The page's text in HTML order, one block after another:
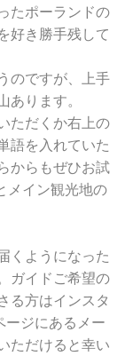
たポーランドの
好き勝手残して
のですが、上手
あります。
ただくか右上の
語を入れていた
からもぜひお試
メイン観光地の
くようになった
ガイドご希望の
る方はインスタ
ージにあるメー
ただけると幸い